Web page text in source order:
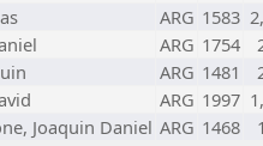
ARG 1583
ARG 1754
ARG 1481
ARG 1997
Joaquin Daniel ARG 1468